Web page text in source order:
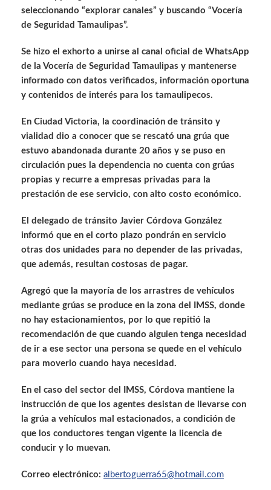
seleccionando “explorar canales” y buscando “Vocería
de Seguridad Tamaulipas”.
Se hizo el exhorto a unirse al canal oficial de WhatsApp
de la Vocería de Seguridad Tamaulipas y mantenerse
informado con datos verificados, información oportuna
y contenidos de interés para los tamaulipecos.
En Ciudad Victoria, la coordinación de tránsito y
vialidad dio a conocer que se rescató una grúa que
estuvo abandonada durante 20 años y se puso en
circulación pues la dependencia no cuenta con grúas
propias y recurre a empresas privadas para la
prestación de ese servicio, con alto costo económico.
El delegado de tránsito Javier Córdova González
informó que en el corto plazo pondrán en servicio
otras dos unidades para no depender de las privadas,
que además, resultan costosas de pagar.
Agregó que la mayoría de los arrastres de vehículos
mediante grúas se produce en la zona del IMSS, donde
no hay estacionamientos, por lo que repitió la
recomendación de que cuando alguien tenga necesidad
de ir a ese sector una persona se quede en el vehículo
para moverlo cuando haya necesidad.
En el caso del sector del IMSS, Córdova mantiene la
instrucción de que los agentes desistan de llevarse con
la grúa a vehículos mal estacionados, a condición de
que los conductores tengan vigente la licencia de
conducir y lo muevan.
Correo electrónico: albertoguerra65@hotmail.com